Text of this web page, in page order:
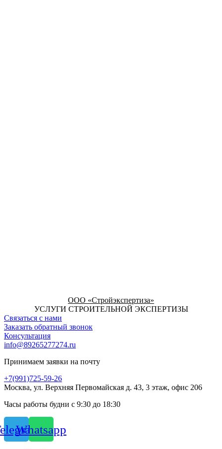
ООО «Стройэкспертиза»
УСЛУГИ СТРОИТЕЛЬНОЙ ЭКСПЕРТИЗЫ
Связаться с нами
Заказать обратный звонок
Консультация
info@89265277274.ru
Принимаем заявки на почту
+7(991)725-59-26
Москва, ул. Верхняя Первомайская д. 43, 3 этаж, офис 206
Часы работы будни с 9:30 до 18:30
Whatsapp